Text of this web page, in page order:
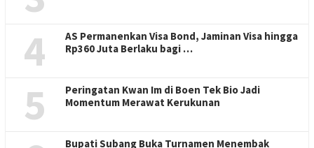
4
AS Permanenkan Visa Bond, Jaminan Visa hingga
Rp360 Juta Berlaku bagi …
5
Peringatan Kwan Im di Boen Tek Bio Jadi
Momentum Merawat Kerukunan
Bupati Subang Buka Turnamen Menembak